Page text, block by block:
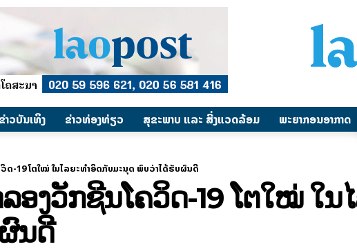
າວບັນເທິງ ​ຂ່າວທ່ອງທ່ຽວ ສຸຂະພາບ ແລະ ສີ່ງແວດລ້ອມ ພະຍາກອນອາກາດ
ດ-19 ໂຕໃໝ່ ໃນໄລຍະທໍາອິດກັບມະນຸດ ພົບວ່າໄດ້ຮັບຜົນດີ
ອງວັກຊີນໂຄວິດ-19 ໂຕໃໝ່ ໃນ
ນດີ